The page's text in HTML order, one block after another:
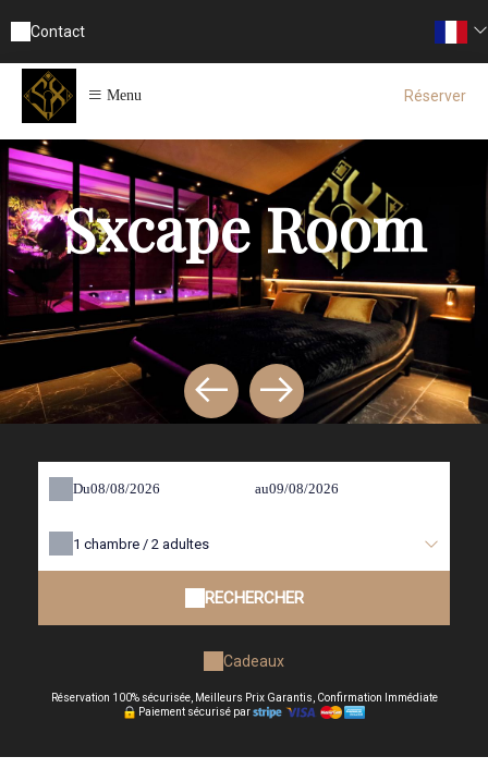
Contact
Menu Réserver
Sxcape Room
Du au
1 chambre / 2 adultes
RECHERCHER
Cadeaux
Réservation 100% sécurisée, Meilleurs Prix Garantis, Confirmation Immédiate
Paiement sécurisé par